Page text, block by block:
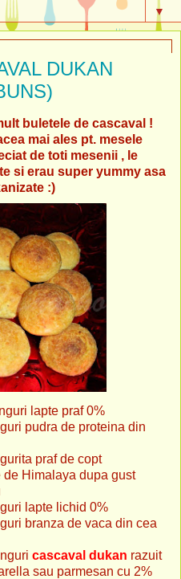
▼
DUKAN
buletele de cascaval !
mai ales pt. mesele
de toti mesenii , le
si erau super yummy asa
:)
lapte praf 0%
proteina din
de copt
dupa gust
lichid 0%
vaca din cea
cascaval dukan razuit
sau parmesan cu 2%